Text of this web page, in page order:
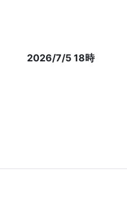
2026/7/5 18時